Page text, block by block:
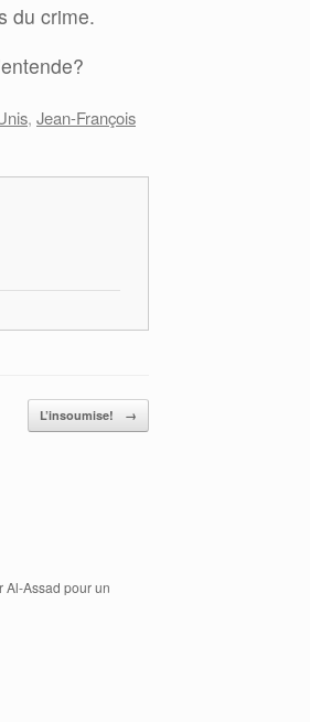
du crime.
, Jean-François
L’insoumise! →
Al-Assad pour un